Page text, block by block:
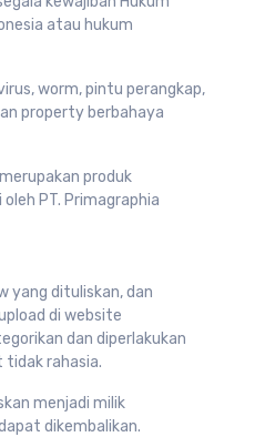
atau hukum
worm, pintu perangkap,
property berbahaya
produk
PT. Primagraphia
yang dituliskan, dan
di website
dan diperlakukan
rahasia.
menjadi milik
dikembalikan.